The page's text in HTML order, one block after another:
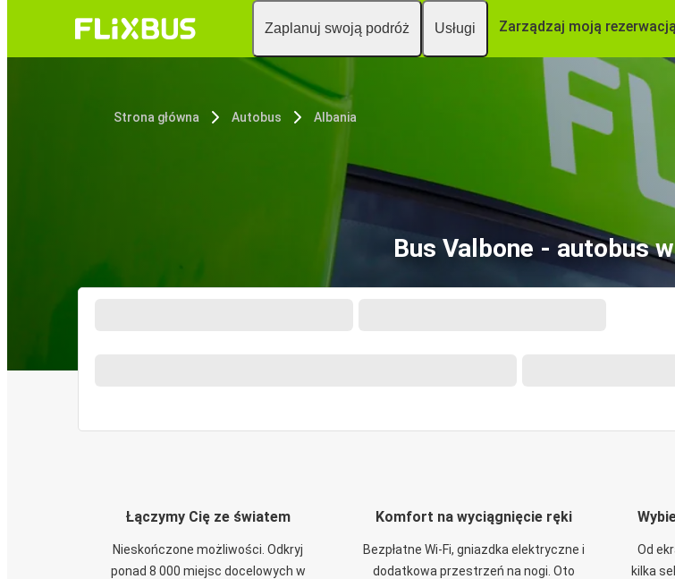
Zaplanuj swoją podróż Usługi Zarządzaj moją rezerwacją
Strona główna Autobus Albania
Bus Valbone - autobus
Łączymy Cię ze światem
Nieskończone możliwości. Odkryj
ponad 8 000 miejsc docelowych w
Komfort na wyciągnięcie ręki
Bezpłatne Wi-Fi, gniazdka elektryczne i
dodatkowa przestrzeń na nogi. Oto
Od
kilka